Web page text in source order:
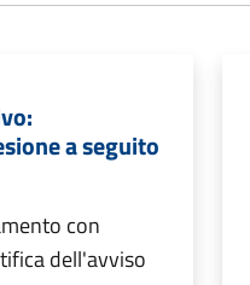
a seguito
con
dell'avviso